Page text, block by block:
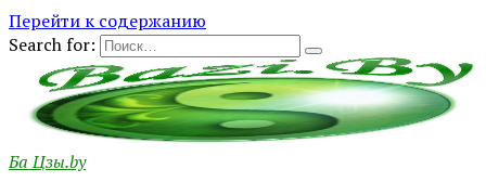
Перейти к содержанию
Search for:
Ба Цзы.by